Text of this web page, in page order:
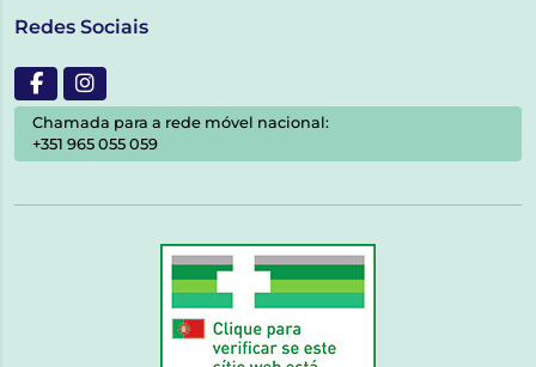
Redes Sociais
Chamada para a rede móvel nacional:
+351 965 055 059